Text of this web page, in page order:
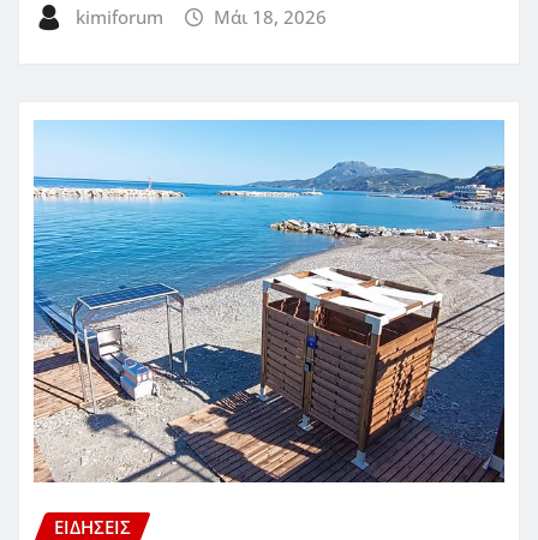
kimiforum Μάι 18, 2026
ΕΙΔΗΣΕΙΣ